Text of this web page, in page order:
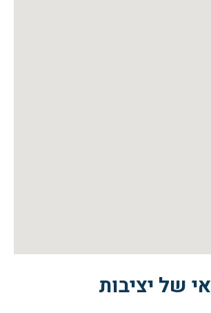
אי של יציבות